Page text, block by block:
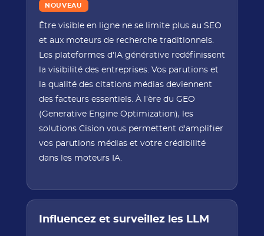
NOUVEAU
Être visible en ligne ne se limite plus au SEO
et aux moteurs de recherche traditionnels.
Les plateformes d'IA générative redéfinissent
la visibilité des entreprises. Vos parutions et
la qualité des citations médias deviennent
des facteurs essentiels. À l'ère du GEO
(Generative Engine Optimization), les
solutions Cision vous permettent d'amplifier
vos parutions médias et votre crédibilité
dans les moteurs IA.
Influencez et surveillez les LLM